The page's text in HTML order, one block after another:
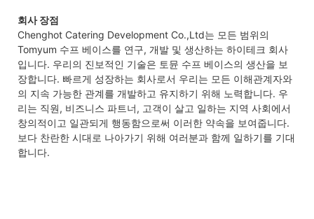
회사 장점
Chenghot Catering Development Co.,Ltd는 모든 범위의
Tomyum 수프 베이스를 연구, 개발 및 생산하는 하이테크 회사
입니다. 우리의 진보적인 기술은 토뮨 수프 베이스의 생산을 보
장합니다. 빠르게 성장하는 회사로서 우리는 모든 이해관계자와
의 지속 가능한 관계를 개발하고 유지하기 위해 노력합니다. 우
리는 직원, 비즈니스 파트너, 고객이 살고 일하는 지역 사회에서
창의적이고 일관되게 행동함으로써 이러한 약속을 보여줍니다.
보다 찬란한 시대로 나아가기 위해 여러분과 함께 일하기를 기대
합니다.